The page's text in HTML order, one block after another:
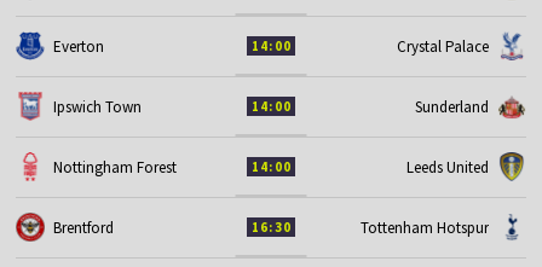
Everton 14:00 Crystal Palace
Ipswich Town 14:00 Sunderland
Nottingham Forest 14:00 Leeds United
Brentford 16:30 Tottenham Hotspur